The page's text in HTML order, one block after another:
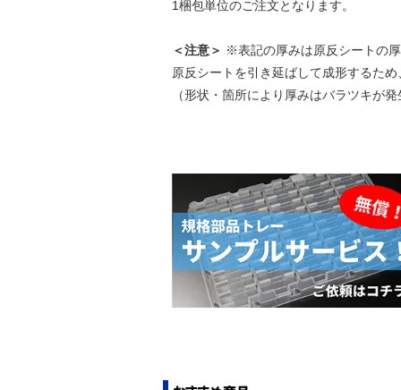
1梱包単位のご注文となります。
＜注意＞ ※表記の厚みは原反シートの
原反シートを引き延ばして成形するた
（形状・箇所により厚みはバラツキが